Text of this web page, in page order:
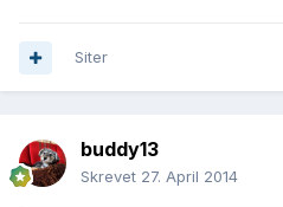
Siter
buddy13
Skrevet 27. April 2014